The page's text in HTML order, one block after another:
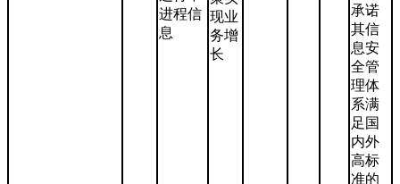
进程信
息
现业
务增
长
承诺
其信
息安
全管
理体
系满
足国
内外
高标
准的